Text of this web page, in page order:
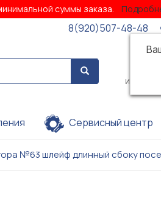
суммы заказа.
8(920)507-48-48
Избранное
Сервисный центр
№63 шлейф длинный сбоку